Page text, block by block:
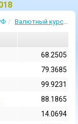
Валютный курс 7 Сентябрь 2018
68.2505
79.3685
99.9231
88.1865
14.0694